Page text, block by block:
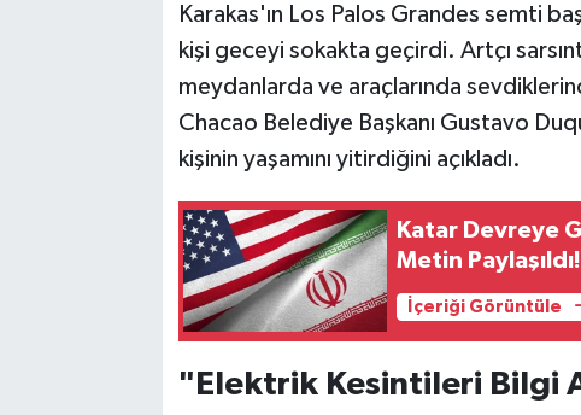
Karakas'ın Los Palos Grandes semti
kişi geceyi sokakta geçirdi. Artçı
meydanlarda ve araçlarında
Chacao Belediye Başkanı Gustavo
kişinin yaşamını yitirdiğini açıkladı.
Katar Devreye
Metin Paylaşıldı!
İçeriği Görüntüle
"Elektrik Kesintileri Bilgi